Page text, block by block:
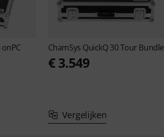
ChamSys QuickQ 30 Tour Bundle
€ 3.549
Vergelijken